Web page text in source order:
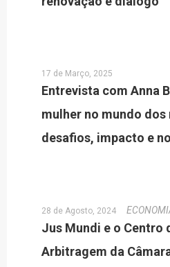
17 de Março, 2025
Entrevista com Anna
mulher no mundo dos
desafios, impacto e
28 de Agosto, 2024
Jus Mundi e o Centro
Arbitragem da